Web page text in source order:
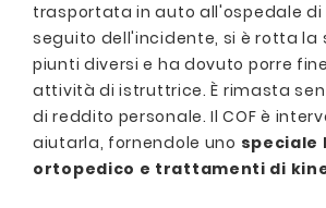
trasportata in auto all'ospedale di
seguito dell'incidente, si è rotta la
piunti diversi e ha dovuto porre
attività di istruttrice. È rimasta
di reddito personale. Il COF è
aiutarla, fornendole uno speciale
ortopedico e trattamenti di